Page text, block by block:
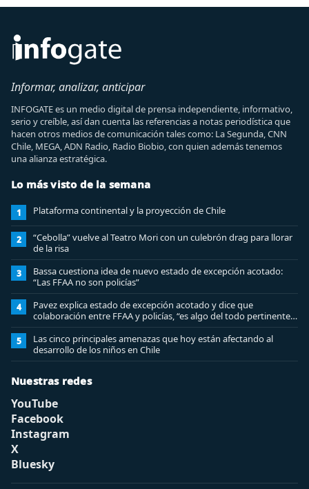
Informar, analizar, anticipar
INFOGATE es un medio digital de prensa independiente, informativo,
serio y creíble, así dan cuenta las referencias a notas periodística que
hacen otros medios de comunicación tales como: La Segunda, CNN
Chile, MEGA, ADN Radio, Radio Biobio, con quien además tenemos
una alianza estratégica.
Lo más visto de la semana
1 Plataforma continental y la proyección de Chile
2
“Cebolla” vuelve al Teatro Mori con un culebrón drag para llorar
de la risa
3
Bassa cuestiona idea de nuevo estado de excepción acotado:
“Las FFAA no son policías”
4
Pavez explica estado de excepción acotado y dice que
colaboración entre FFAA y policías, “es algo del todo pertinente
analizar”
5
Las cinco principales amenazas que hoy están afectando al
desarrollo de los niños en Chile
Nuestras redes
YouTube
Facebook
Instagram
X
Bluesky